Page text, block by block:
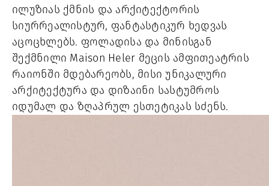
ილუზიას ქმნის და არქიტექტორის
სიურრეალისტურ, ფანტასტიკურ ხედვას
აცოცხლებს. ფოლადისა და მინისგან
შექმნილი Maison Heler მეცის ამფითეატრის
რაიონში მდებარეობს, მისი უნიკალური
არქიტექტურა და დიზაინი სასტუმროს
იდუმალ და ზღაპრულ ესთეტიკას სძენს.